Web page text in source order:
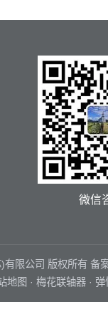
微信
限公司 版权所有 备案
地图 · 梅花联轴器 · 弹